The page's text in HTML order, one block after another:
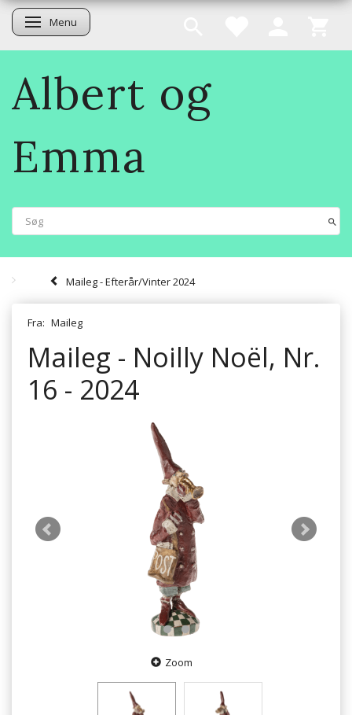
Skifte navigation
Menu
Albert og
Emma
Maileg - Efterår/Vinter 2024
Fra: Maileg
Maileg - Noilly Noël, Nr.
16 - 2024
Zoom